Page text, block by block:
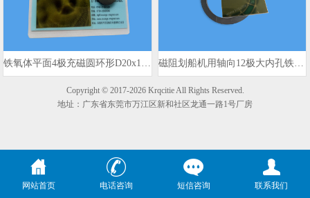
铁氧体平面4极充磁圆环形D20x10x3mm 980gs 磁阻划船机用轴向12极大内孔铁氧体磁环
Copyright © 2017-2026 Krqcitie All Rights Reserved.
地址：广东省东莞市万江区新和社区龙通一路1号厂房
网站首页 电话咨询 短信咨询 联系我们